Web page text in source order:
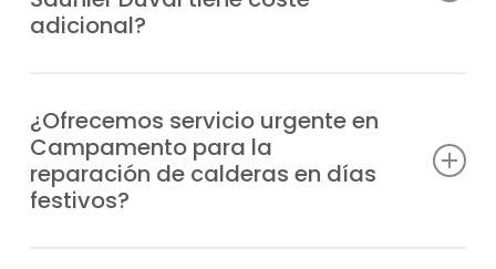
carga de trabajo con el que cuente nuestro
adicional?
o fuera de nuestro horario habitual, la
asistencia inmediata tiene un cargo
añadido. Infórmate de nuestros precios en
nuestro teléfono de atención al cliente.
¿Ofrecemos servicio urgente en
Campamento para la
reparación de calderas en días
festivos?